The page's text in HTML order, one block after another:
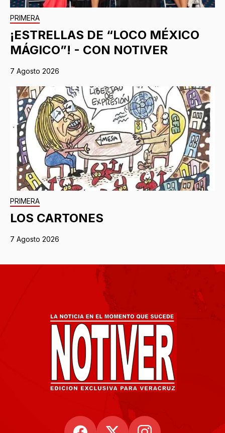
PRIMERA
¡ESTRELLAS DE “LOCO MÉXICO
MÁGICO”! - CON NOTIVER
7 Agosto 2026
PRIMERA
LOS CARTONES
7 Agosto 2026